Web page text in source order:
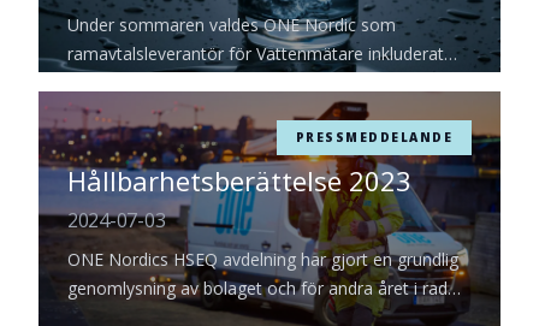
Under sommaren valdes ONE Nordic som
ramavtalsleverantör för Vattenmätare inkluderat
PRESSMEDDELANDE
Hållbarhetsberättelse 2023
2024-07-03
ONE Nordics HSEQ avdelning har gjort en grundlig
genomlysning av bolaget och för andra året i rad
satt ihop en hållbarhetsberättelse för ONE Nordic